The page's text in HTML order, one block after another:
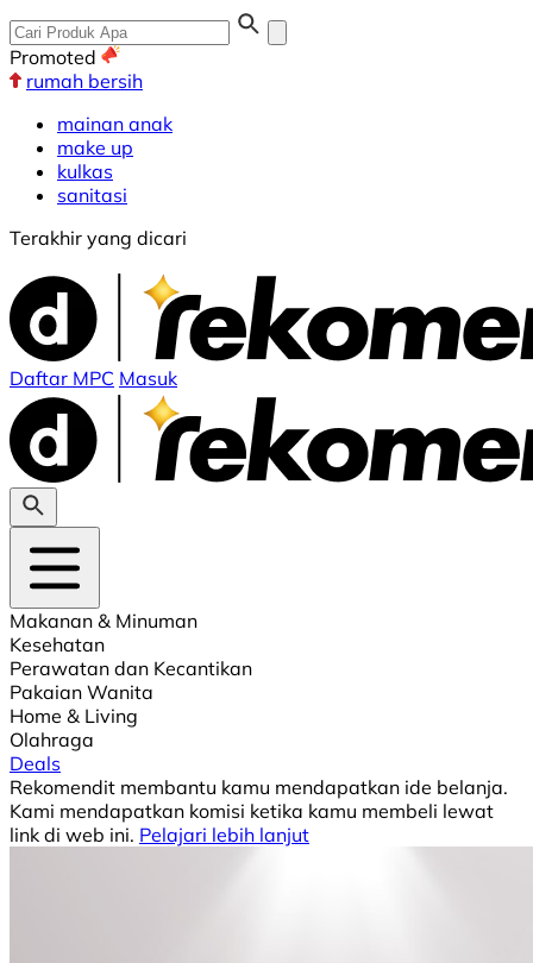
Promoted
rumah bersih
mainan anak
make up
kulkas
sanitasi
Terakhir yang dicari
Daftar MPC Masuk
Makanan & Minuman
Kesehatan
Perawatan dan Kecantikan
Pakaian Wanita
Home & Living
Olahraga
Deals
Rekomendit membantu kamu mendapatkan ide belanja.
Kami mendapatkan komisi ketika kamu membeli lewat
link di web ini. Pelajari lebih lanjut